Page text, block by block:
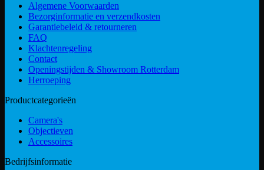
Algemene Voorwaarden
Bezorginformatie en verzendkosten
Garantiebeleid & retourneren
FAQ
Klachtenregeling
Contact
Openingstijden & Showroom Rotterdam
Herroeping
Productcategorieën
Camera's
Objectieven
Accessoires
Bedrijfsinformatie